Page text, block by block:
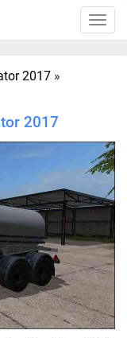
Toggle
2017 »
2017